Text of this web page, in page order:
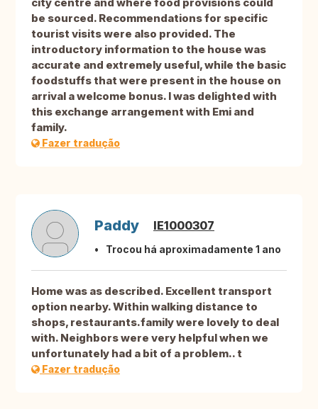
city centre and where food provisions could
be sourced. Recommendations for specific
tourist visits were also provided. The
introductory information to the house was
accurate and extremely useful, while the basic
foodstuffs that were present in the house on
arrival a welcome bonus. I was delighted with
this exchange arrangement with Emi and
family.
Fazer tradução
Paddy IE1000307
Trocou há aproximadamente 1 ano
Home was as described. Excellent transport
option nearby. Within walking distance to
shops, restaurants.family were lovely to deal
with. Neighbors were very helpful when we
unfortunately had a bit of a problem.. t
Fazer tradução